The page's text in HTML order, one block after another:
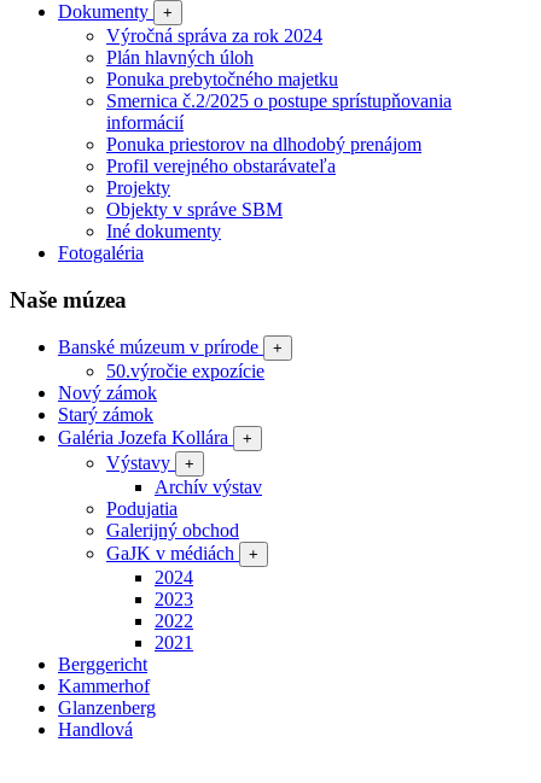
Dokumenty
+
Výročná správa za rok 2024
Plán hlavných úloh
Ponuka prebytočného majetku
Smernica č.2/2025 o postupe sprístupňovania
informácií
Ponuka priestorov na dlhodobý prenájom
Profil verejného obstarávateľa
Projekty
Objekty v správe SBM
Iné dokumenty
Fotogaléria
Naše múzea
Banské múzeum v prírode +
50.výročie expozície
Nový zámok
Starý zámok
Galéria Jozefa Kollára
+
Výstavy +
Archív výstav
Podujatia
Galerijný obchod
GaJK v médiách
+
2024
2023
2022
2021
Berggericht
Kammerhof
Glanzenberg
Handlová